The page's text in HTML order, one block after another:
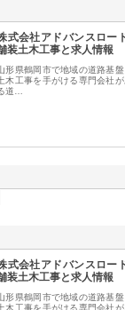
式会社アドバンスロー
装土木工事と求人情報
形県鶴岡市で地域の道路基
木工事を手がける専門会社
道…
式会社アドバンスロー
装土木工事と求人情報
形県鶴岡市で地域の道路基
木工事を手がける専門会社